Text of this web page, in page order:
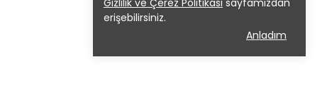
Gizlilik ve Çerez Politikası sayfamızdan
erişebilirsiniz.
Anladım